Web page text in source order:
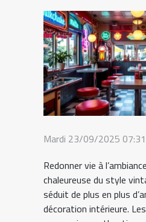
Mardi 23/09/2025 07:31
Redonner vie à
chaleureuse du style
séduit de plus en plus
décoration intérieure.